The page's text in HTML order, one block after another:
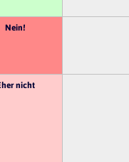
Nein!
nicht